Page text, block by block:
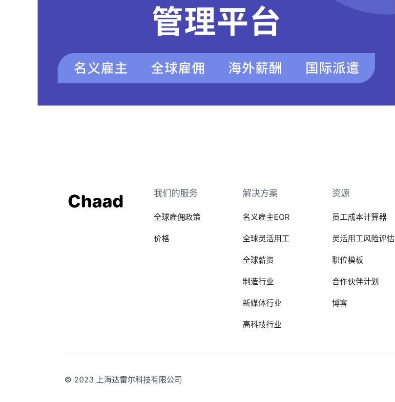
我们的服务
全球雇佣政策
价格
解决方案
名义雇主EOR
全球灵活用工
全球薪资
制造行业
新媒体行业
高科技行业
资源
员工成本计算器
灵活用工风险评估
职位模板
合作伙伴计划
博客
© 2023 上海达雷尔科技有限公司